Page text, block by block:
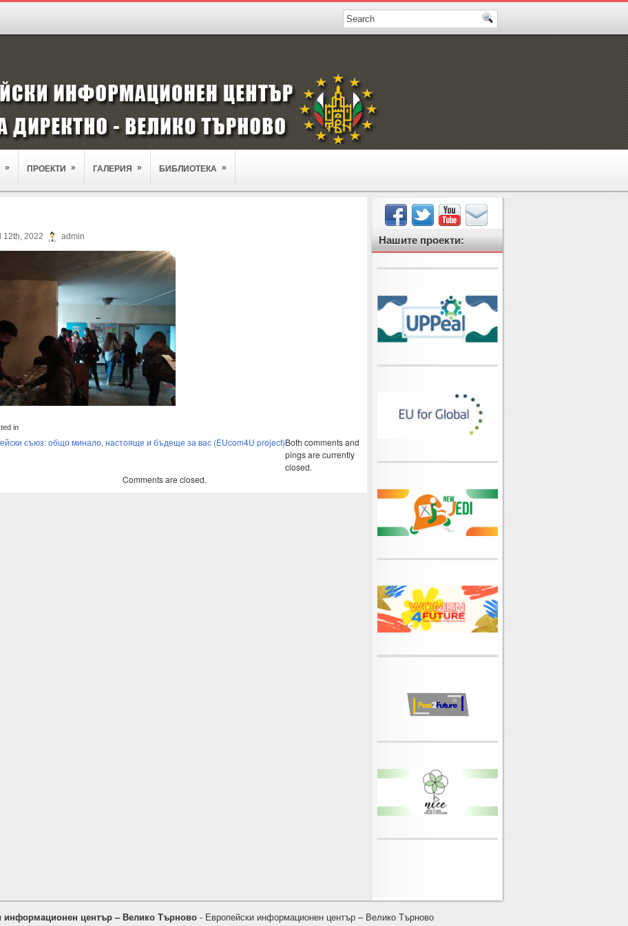
» ПРОЕКТИ » ГАЛЕРИЯ » БИБЛИОТЕКА »
12th, 2022 admin
in
съюз: общо минало, настояще и бъдеще за вас (EUcom4U project)Both comments and
pings are currently
closed.
Comments are closed.
Нашите проекти:
информационен център – Велико Търново- Европейски информационен център – Велико Търново